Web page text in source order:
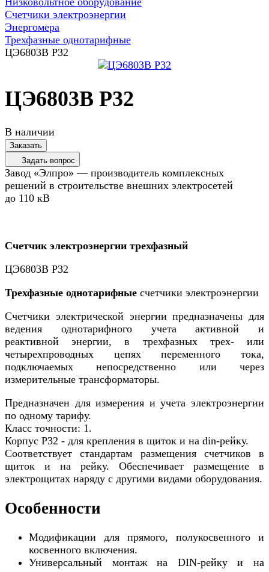
Счетчики электроэнергии
Энергомера
Трехфазные однотарифные
ЦЭ6803В Р32
ЦЭ6803В Р32
В наличии
Заказать
Задать вопрос
Завод «Элпро» — производитель комплексных
решений в строительстве внешних электросетей
до 110 кВ
Счетчик электроэнергии трехфазный
ЦЭ6803В Р32
Трехфазные однотарифные счетчики электроэнергии
Счетчики электрической энергии предназначены для
ведения однотарифного учета активной и
реактивной энергии, в трехфазных трех- или
четырехпроводных цепях переменного тока,
подключаемых непосредственно или через
измерительные трансформаторы.
Предназначен для измерения и учета электроэнергии
по одному тарифу.
Класс точности: 1.
Корпус Р32 - для крепления в щиток и на din-рейку.
Соответствует стандартам размещения счетчиков в
щиток и на рейку. Обеспечивает размещение в
электрощитах наряду с другими видами оборудования.
Особенности
Модификации для прямого, полукосвенного и
косвенного включения.
Универсальный монтаж на DIN-рейку и на